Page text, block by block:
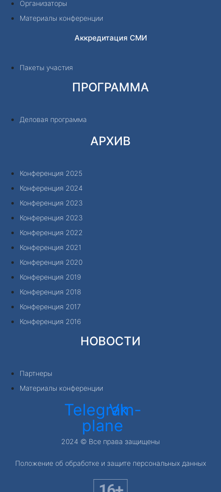
Организаторы
Материалы конференции
Аккредитация СМИ
Пакеты участия
ПРОГРАММА
Деловая программа
АРХИВ
Конференция 2025
Конференция 2024
Конференция 2023
Конференция 2023
Конференция 2022
Конференция 2021
Конференция 2020
Конференция 2019
Конференция 2018
Конференция 2017
Конференция 2016
НОВОСТИ
Партнеры
Материалы конференции
Telegram-
plane
Vk
2024 © Все права защищены
Положение об обработке и защите персональных данных